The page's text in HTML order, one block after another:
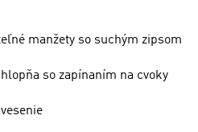
manžety so suchým zipsom
so zapínaním na cvoky